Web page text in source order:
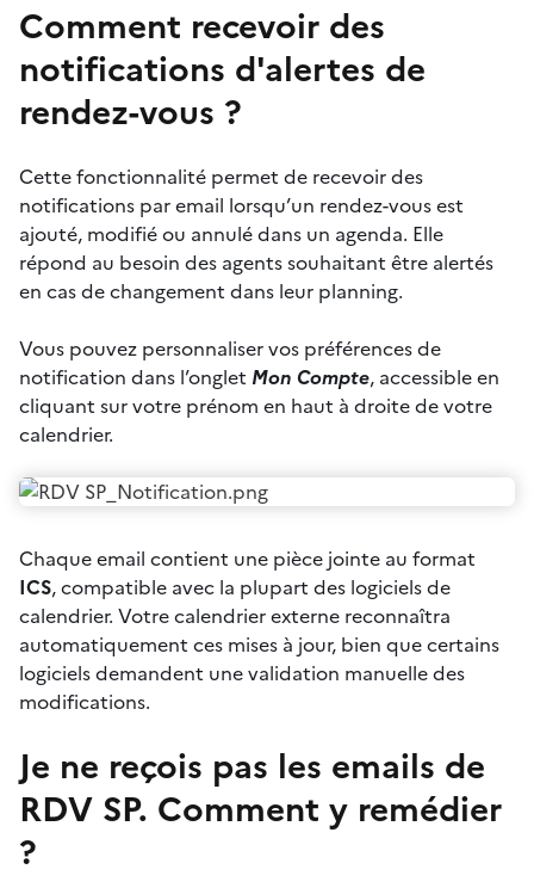
Comment recevoir des
notifications d'alertes de
rendez-vous ?
Cette fonctionnalité permet de recevoir des
notifications par email lorsqu’un rendez-vous est
ajouté, modifié ou annulé dans un agenda. Elle
répond au besoin des agents souhaitant être alertés
en cas de changement dans leur planning.
Vous pouvez personnaliser vos préférences de
notification dans l’onglet Mon Compte, accessible en
cliquant sur votre prénom en haut à droite de votre
calendrier.
Chaque email contient une pièce jointe au format
ICS, compatible avec la plupart des logiciels de
calendrier. Votre calendrier externe reconnaîtra
automatiquement ces mises à jour, bien que certains
logiciels demandent une validation manuelle des
modifications.
Je ne reçois pas les emails de
RDV SP. Comment y remédier
?